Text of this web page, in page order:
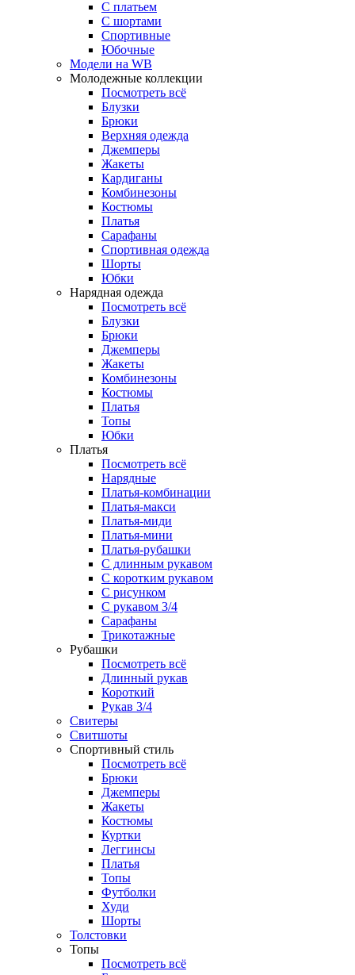
С платьем
С шортами
Спортивные
Юбочные
Модели на WB
Молодежные коллекции
Посмотреть всё
Блузки
Брюки
Верхняя одежда
Джемперы
Жакеты
Кардиганы
Комбинезоны
Костюмы
Платья
Сарафаны
Спортивная одежда
Шорты
Юбки
Нарядная одежда
Посмотреть всё
Блузки
Брюки
Джемперы
Жакеты
Комбинезоны
Костюмы
Платья
Топы
Юбки
Платья
Посмотреть всё
Нарядные
Платья-комбинации
Платья-макси
Платья-миди
Платья-мини
Платья-рубашки
С длинным рукавом
С коротким рукавом
С рисунком
С рукавом 3/4
Сарафаны
Трикотажные
Рубашки
Посмотреть всё
Длинный рукав
Короткий
Рукав 3/4
Свитеры
Свитшоты
Спортивный стиль
Посмотреть всё
Брюки
Джемперы
Жакеты
Костюмы
Куртки
Леггинсы
Платья
Топы
Футболки
Худи
Шорты
Толстовки
Топы
Посмотреть всё